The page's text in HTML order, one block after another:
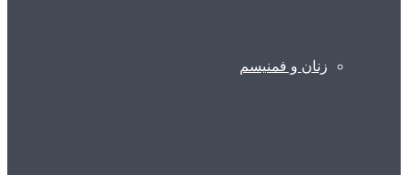
زنان و فمنیسم